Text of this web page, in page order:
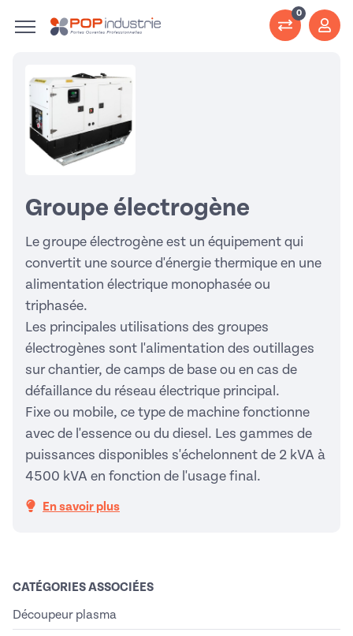
0
Groupe électrogène
Le groupe électrogène est un équipement qui
convertit une source d'énergie thermique en une
alimentation électrique monophasée ou
triphasée.
Les principales utilisations des groupes
électrogènes sont l'alimentation des outillages
sur chantier, de camps de base ou en cas de
défaillance du réseau électrique principal.
Fixe ou mobile, ce type de machine fonctionne
avec de l'essence ou du diesel. Les gammes de
puissances disponibles s'échelonnent de 2 kVA à
4500 kVA en fonction de l'usage final.
En savoir plus
CATÉGORIES ASSOCIÉES
Découpeur plasma